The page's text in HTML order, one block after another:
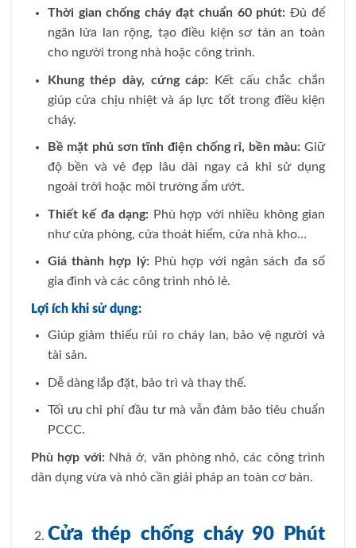
Thời gian chống cháy đạt chuẩn 60 phút: Đủ để
ngăn lửa lan rộng, tạo điều kiện sơ tán an toàn
cho người trong nhà hoặc công trình.
Khung thép dày, cứng cáp: Kết cấu chắc chắn
giúp cửa chịu nhiệt và áp lực tốt trong điều kiện
cháy.
Bề mặt phủ sơn tĩnh điện chống rỉ, bền màu: Giữ
độ bền và vẻ đẹp lâu dài ngay cả khi sử dụng
ngoài trời hoặc môi trường ẩm ướt.
Thiết kế đa dạng: Phù hợp với nhiều không gian
như cửa phòng, cửa thoát hiểm, cửa nhà kho…
Giá thành hợp lý:Phù hợp với ngân sách đa số
gia đình và các công trình nhỏ lẻ.
Lợi ích khi sử dụng:
Giúp giảm thiểu rủi ro cháy lan, bảo vệ người và
tài sản.
Dễ dàng lắp đặt, bảo trì và thay thế.
Tối ưu chi phí đầu tư mà vẫn đảm bảo tiêu chuẩn
PCCC.
Phù hợp với:Nhà ở, văn phòng nhỏ, các công trình
dân dụng vừa và nhỏ cần giải pháp an toàn cơ bản.
Cửa thép chống cháy 90 Phút